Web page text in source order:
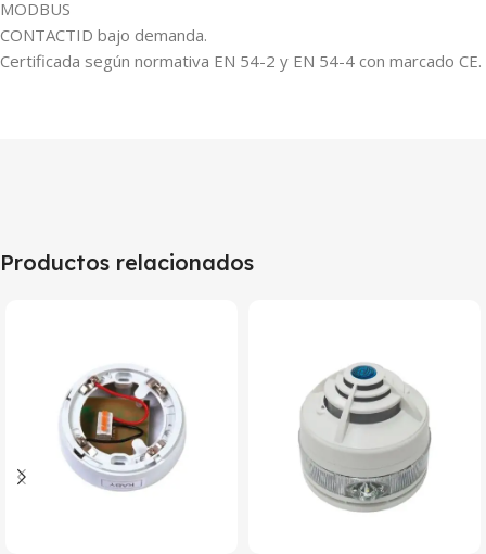
MODBUS
CONTACTID bajo demanda.
Certificada según normativa EN 54-2 y EN 54-4 con marcado CE.
Productos relacionados